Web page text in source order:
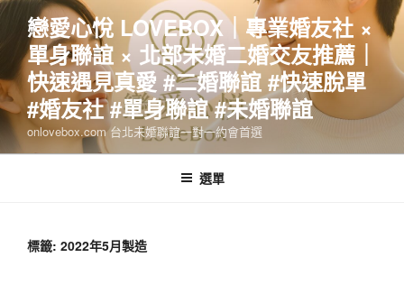
跳
主
要
內
容
戀愛心悅 LOVEBOX｜專業婚友社 ×
單身聯誼 × 北部未婚二婚交友推薦｜
快速遇見真愛 #二婚聯誼 #快速脫單
#婚友社 #單身聯誼 #未婚聯誼
onlovebox.com 台北未婚聯誼一對一約會首選
選單
標籤: 2022年5月製造